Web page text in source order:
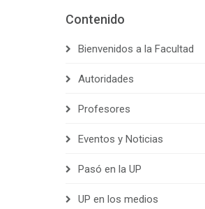
Contenido
Bienvenidos a la Facultad
Autoridades
Profesores
Eventos y Noticias
Pasó en la UP
UP en los medios